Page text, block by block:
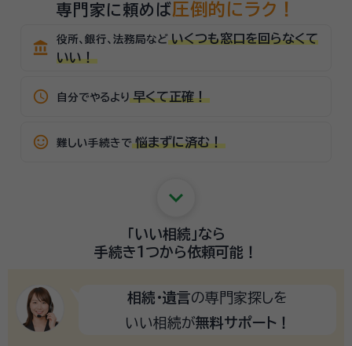
専門家に頼めば圧倒的にラク！
account_balance 役所、銀行、法務局など いくつも窓口を回らなくて
いい！
schedule 自分でやるより 早くて正確！
sentiment_satisfied_alt 難しい手続きで 悩まずに済む！
keyboard_arrow_down
「いい相続」なら
手続き1つから依頼可能！
相続・遺言の専門家探しを
いい相続が無料サポート！